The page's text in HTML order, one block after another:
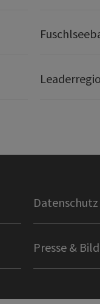
Datenschutz
Presse &